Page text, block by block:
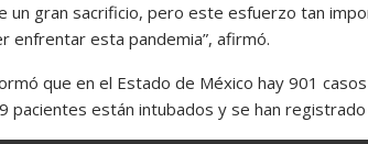
un gran sacrificio, pero este esfuerzo tan
enfrentar esta pandemia”, afirmó.
que en el Estado de México hay 901
pacientes están intubados y se han